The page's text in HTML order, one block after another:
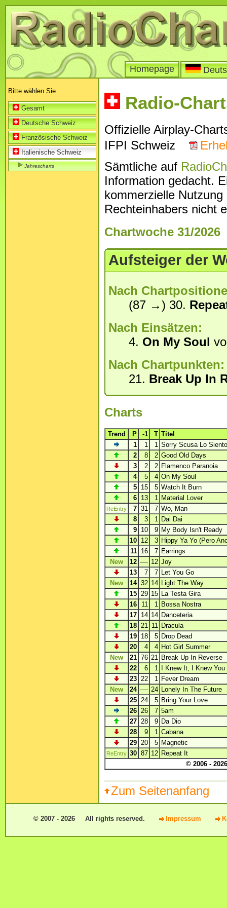
Homepage
Radio-
Offizielle Airplay-
IFPI Schweiz
Sämtliche auf
Information gedacht.
kommerzielle
Rechteinhabers nicht
Chartwoche 31/2026
Aufsteiger der
Nach
(87 →) 30.
Nach Einsätzen:
4. On My Soul
Nach Chartpunkten:
21. Break Up In
Charts
Trend P -1 T Titel
© 2006 -
1 1 1 Sorry Scusa Lo Siento
2
8 2 Good Old Days
3
2 2 Flamenco Paranoia
4
5 4 On My Soul
5 15 5 Watch It Burn
6 13 1 Material Lover
ReEntry 7 31 7 Wo, Man
8
3 1
Dai Dai
9 10 9 My Body Isn't Ready
10 12 3 Hippy Ya Yo (Pero
11 16 7 Earrings
New
12 ---- 12 Joy
13
7 7
Let You Go
New
14 32 14
Light The Way
15 29 15
La Testa Gira
16
11 1
Bossa Nostra
17 14 14 Danceteria
18 21 11
Dracula
19 18 5 Drop Dead
20
4 4 Hot Girl Summer
New
21 76 21
Break Up In Reverse
22
6 1
I Knew It, I Knew You
23 22 1
Fever Dream
New
24 ---- 24
Lonely In The Future
25 24 5 Bring Your Love
26 26 7 5am
27 28 9 Da Dio
28
9 1 Cabana
29 20 5 Magnetic
ReEntry 30 87 12 Repeat It
Zum Seitenanfang
Bitte wählen Sie
Gesamt
Deutsche Schweiz
Französische Schweiz
Italienische Schweiz
Jahrescharts
© 2007 - 2026 All rights reserved. Impressum